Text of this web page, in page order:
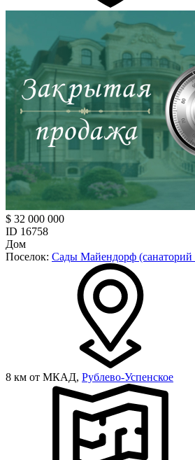
$ 32 000 000
ID 16758
Дом
Поселок: Сады Майендорф (санаторий
8 км от МКАД, Рублево-Успенское